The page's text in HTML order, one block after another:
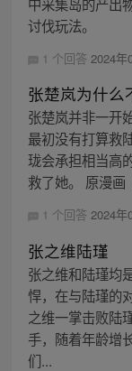
讨伐玩法。
1 个回答 2024年
张楚岚为什么
张楚岚并非一开
最初没有打算救
珑会承担相当高
救了她。 原漫画
1 个回答 2024年
张之维陆瑾
张之维和陆瑾均
悍，在与陆瑾的
之维一掌击败陆
手，随着年龄增
们...